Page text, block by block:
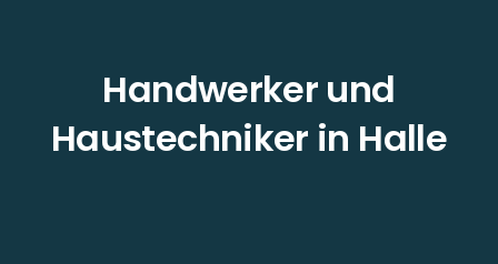
Handwerker und
Haustechniker in Halle